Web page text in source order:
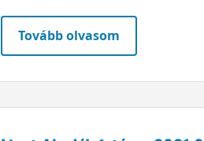
Tovább olvasom